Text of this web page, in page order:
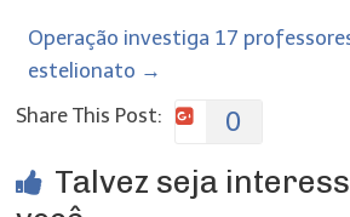
Operação investiga 17
estelionato →
Share This Post:
0
Talvez seja